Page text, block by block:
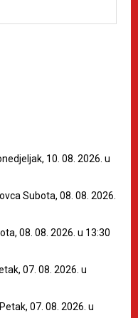
10. 08. 2026. u
Subota, 08. 08. 2026.
08. 08. 2026. u 13:30
07. 08. 2026. u
07. 08. 2026. u